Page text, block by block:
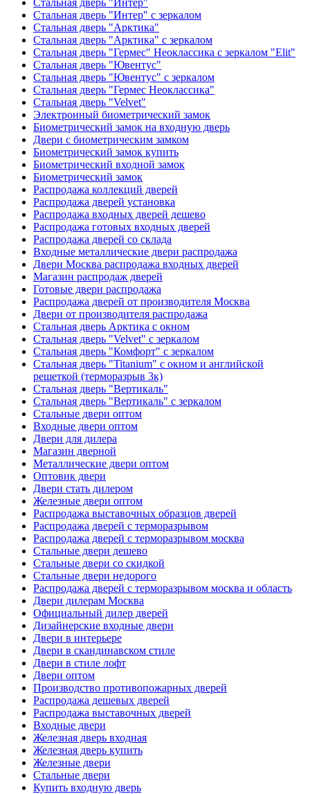
Стальная дверь "Интер"
Стальная дверь "Интер" с зеркалом
Стальная дверь "Арктика"
Стальная дверь "Арктика" с зеркалом
Стальная дверь "Гермес" Неоклассика с зеркалом "Elit"
Стальная дверь "Ювентус"
Стальная дверь "Ювентус" с зеркалом
Стальная дверь "Гермес Неоклассика"
Стальная дверь "Velvet"
Электронный биометрический замок
Биометрический замок на входную дверь
Двери с биометрическим замком
Биометрический замок купить
Биометрический входной замок
Биометрический замок
Распродажа коллекций дверей
Распродажа дверей установка
Распродажа входных дверей дешево
Распродажа готовых входных дверей
Распродажа дверей со склада
Входные металлические двери распродажа
Двери Москва распродажа входных дверей
Магазин распродаж дверей
Готовые двери распродажа
Распродажа дверей от производителя Москва
Двери от производителя распродажа
Стальная дверь Арктика с окном
Стальная дверь "Velvet" с зеркалом
Стальная дверь "Комфорт" с зеркалом
Стальная дверь "Titanium" с окном и английской
решеткой (терморазрыв 3к)
Стальная дверь "Вертикаль"
Стальная дверь "Вертикаль" с зеркалом
Стальные двери оптом
Входные двери оптом
Двери для дилера
Магазин дверной
Металлические двери оптом
Оптовик двери
Двери стать дилером
Железные двери оптом
Распродажа выставочных образцов дверей
Распродажа дверей с терморазрывом
Распродажа дверей с терморазрывом москва
Стальные двери дешево
Стальные двери со скидкой
Стальные двери недорого
Распродажа дверей с терморазрывом москва и область
Двери дилерам Москва
Официальный дилер дверей
Дизайнерские входные двери
Двери в интерьере
Двери в скандинавском стиле
Двери в стиле лофт
Двери оптом
Производство противопожарных дверей
Распродажа дешевых дверей
Распродажа выставочных дверей
Входные двери
Железная дверь входная
Железная дверь купить
Железные двери
Стальные двери
Купить входную дверь